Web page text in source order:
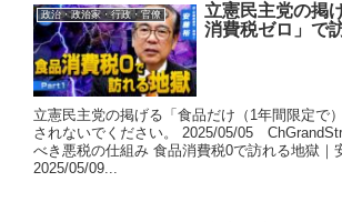
政治・政治家・行政・官僚
立憲民主党の掲
消費税ゼロ」で
立憲民主党の掲げる「食品だけ（1年間限定で
されないでください。 2025/05/05
べき悪税の仕組み 食品消費税0で訪れる地獄｜
2025/05/09...